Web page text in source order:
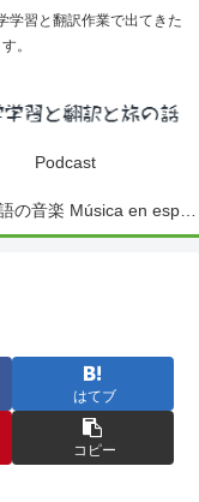
学習と翻訳作業で出てきた
。
Podcast
はてブ
コピー